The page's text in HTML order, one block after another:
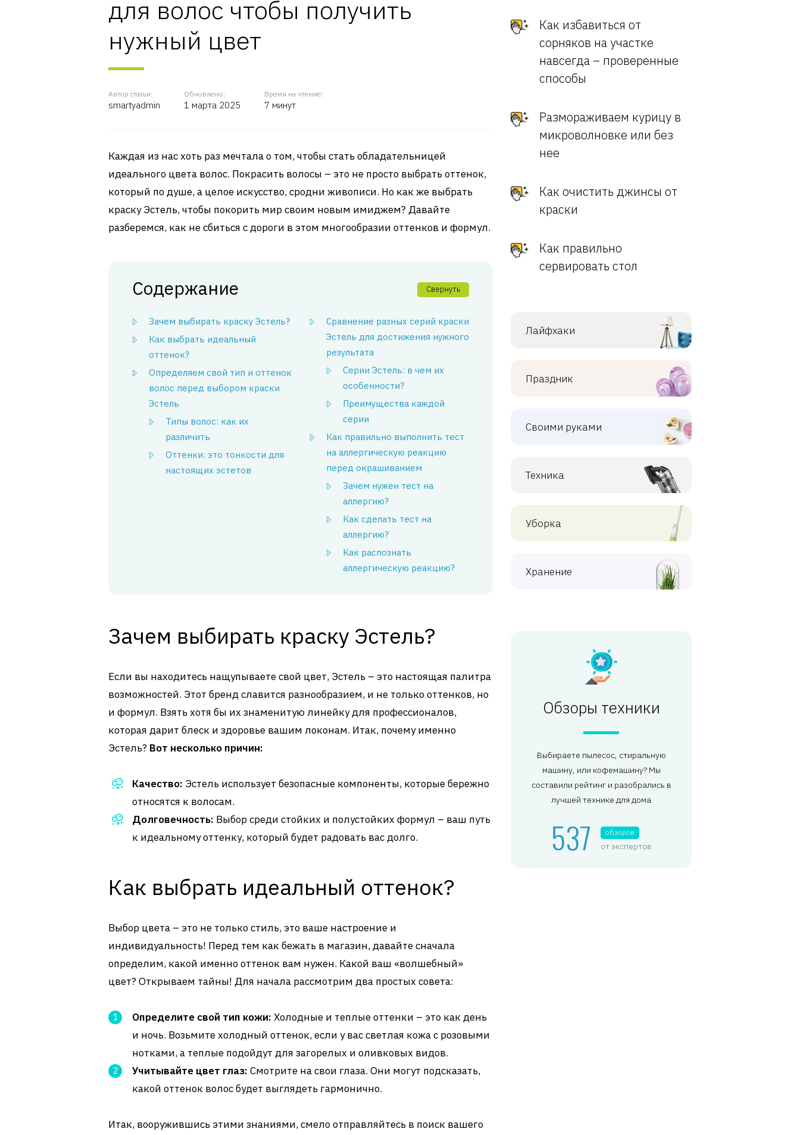
для волос чтобы получить
нужный цвет
Автор статьи:
smartyadmin
Обновлено:
1 марта 2025
Время на чтение:
7 минут
Каждая из нас хоть раз мечтала о том, чтобы стать обладательницей
идеального цвета волос. Покрасить волосы – это не просто выбрать оттенок,
который по душе, а целое искусство, сродни живописи. Но как же выбрать
краску Эстель, чтобы покорить мир своим новым имиджем? Давайте
разберемся, как не сбиться с дороги в этом многообразии оттенков и формул.
Содержание Свернуть
Зачем выбирать краску Эстель?
Как выбрать идеальный
оттенок?
Определяем свой тип и оттенок
волос перед выбором краски
Эстель
Типы волос: как их
различить
Оттенки: это тонкости для
настоящих эстетов
Сравнение разных серий краски
Эстель для достижения нужного
результата
Серии Эстель: в чем их
особенности?
Преимущества каждой
серии
Как правильно выполнить тест
на аллергическую реакцию
перед окрашиванием
Зачем нужен тест на
аллергию?
Как сделать тест на
аллергию?
Как распознать
аллергическую реакцию?
Зачем выбирать краску Эстель?
Если вы находитесь нащупываете свой цвет, Эстель – это настоящая палитра
возможностей. Этот бренд славится разнообразием, и не только оттенков, но
и формул. Взять хотя бы их знаменитую линейку для профессионалов,
которая дарит блеск и здоровье вашим локонам. Итак, почему именно
Эстель? Вот несколько причин:
Качество: Эстель использует безопасные компоненты, которые бережно
относятся к волосам.
Долговечность: Выбор среди стойких и полустойких формул – ваш путь
к идеальному оттенку, который будет радовать вас долго.
Как выбрать идеальный оттенок?
Выбор цвета – это не только стиль, это ваше настроение и
индивидуальность! Перед тем как бежать в магазин, давайте сначала
определим, какой именно оттенок вам нужен. Какой ваш «волшебный»
цвет? Открываем тайны! Для начала рассмотрим два простых совета:
Определите свой тип кожи: Холодные и теплые оттенки – это как день
и ночь. Возьмите холодный оттенок, если у вас светлая кожа с розовыми
нотками, а теплые подойдут для загорелых и оливковых видов.
Учитывайте цвет глаз: Смотрите на свои глаза. Они могут подсказать,
какой оттенок волос будет выглядеть гармонично.
Итак, вооружившись этими знаниями, смело отправляйтесь в поиск вашего
Как избавиться от
сорняков на участке
навсегда – проверенные
способы
Размораживаем курицу в
микроволновке или без
нее
Как очистить джинсы от
краски
Как правильно
сервировать стол
Лайфхаки
Праздник
Своими руками
Техника
Уборка
Хранение
Обзоры техники
Выбираете пылесос, стиральную
машину, или кофемашину? Мы
составили рейтинг и разобрались в
лучшей технике для дома
537 обзоров
от экспертов